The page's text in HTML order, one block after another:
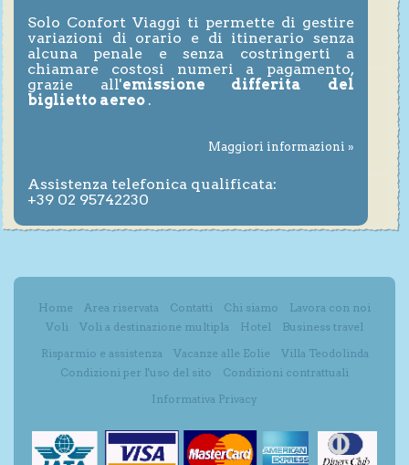
Solo Confort Viaggi ti permette di gestire
variazioni di orario e di itinerario senza
alcuna penale e senza costringerti a
chiamare costosi numeri a pagamento,
grazie all'emissione differita del
biglietto aereo .
Maggiori informazioni »
Assistenza telefonica qualificata:
+39 02 95742230
Home Area riservata Contatti Chi siamo
Lavora con noi
Voli
Voli a destinazione multipla Hotel
Business travel
Risparmio e assistenza
Vacanze alle Eolie
Villa Teodolinda
Condizioni per l'uso del sito
Condizioni contrattuali
Informativa Privacy